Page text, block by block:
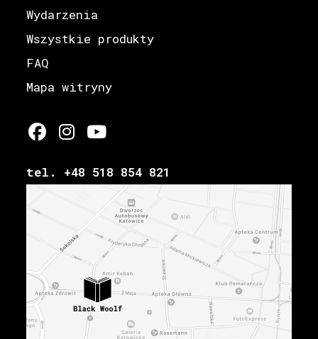
Wydarzenia
Wszystkie produkty
FAQ
Mapa witryny
tel. +48 518 854 821